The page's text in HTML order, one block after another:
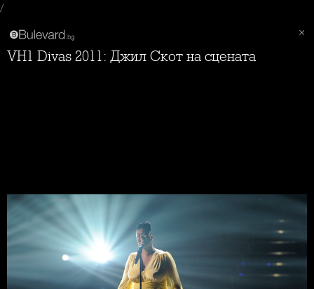
/
VH1 Divas 2011: Джил Скот на сцената